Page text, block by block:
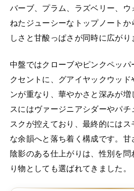
バーブ、プラム、ラズベリー、
ねたジューシーなトップノート
しさと甘酸っぱさが同時に広がり
中盤ではクローブやピンクペッ
クセントに、グアイヤックウッド
ンが重なり、華やかさと深みが
スにはヴァージニアシダーやパ
スクが控えており、最終的にはス
な余韻へと落ち着く構成です。
陰影のある仕上がりは、性別を
り物としても選ばれてきました。